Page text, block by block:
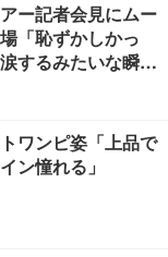
ー記者会見にムー
「恥ずかしかっ
するみたいな瞬間
ワンピ姿「上品で
ン憧れる」